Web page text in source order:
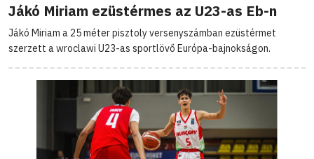
Jákó Miriam ezüstérmes az U23-as Eb-n
Jákó Miriam a 25 méter pisztoly versenyszámban ezüstérmet
szerzett a wroclawi U23-as sportlövő Európa-bajnokságon.